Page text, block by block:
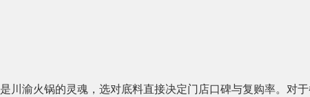
川渝火锅的灵魂，选对底料直接决定门店口碑与复购率。对